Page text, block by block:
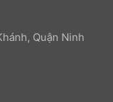
Quận Ninh